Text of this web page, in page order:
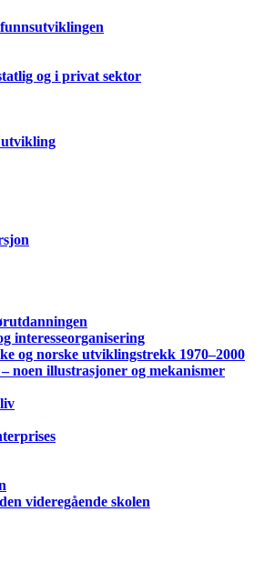
og i privat sektor
utvikling
interesseorganisering
og norske utviklingstrekk 1970–2000
noen illustrasjoner og mekanismer
videregående skolen